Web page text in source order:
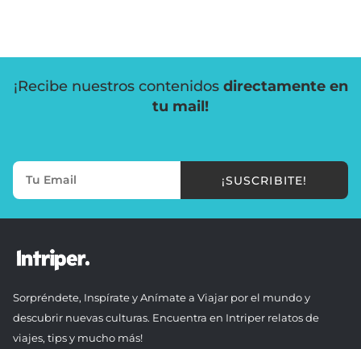
¡Recibe nuestros contenidos directamente en
tu mail!
¡SUSCRIBITE!
Sorpréndete, Inspírate y Anímate a Viajar por el mundo y
descubrir nuevas culturas. Encuentra en Intriper relatos de
viajes, tips y mucho más!